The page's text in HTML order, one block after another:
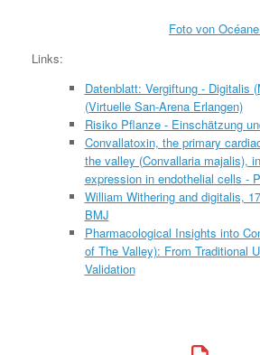
Foto von
Links:
Datenblatt: Vergiftung - Digitalis
(Virtuelle San-Arena Erlangen)
Risiko Pflanze - Einschätzung
Convallatoxin, the primary
the valley (Convallaria majalis),
expression in endothelial cells -
William Withering and digitalis,
BMJ
Pharmacological Insights into
of The Valley): From Traditional
Validation